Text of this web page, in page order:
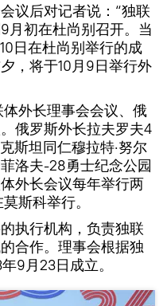
议后对记者说：“独联
月初在杜尚别召开。当
日在杜尚别举行的成
，将于10月9日举行外
体外长理事会会议、俄
俄罗斯外长拉夫罗夫4
斯坦同仁穆拉特·努尔
洛夫-28勇士纪念公园
外长会议每年举行两
斯科举行。
执行机构，负责独联
合作。理事会根据独
9月23日成立。